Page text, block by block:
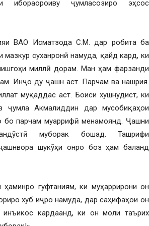
ибораороиву ҷумласозиро эҳсос
ВАО Исматзода С.М. дар робита ба
мазкур суханронӣ намуда, қайд кард, ки
миллӣ дорам. Ман ҳам фарзанди
Инҷо ду ҷашн аст. Парчам ва нашрия.
муқаддас аст. Боиси хушнудист, ки
ҷумла Акмалиддин дар мусобиқаҳои
бо парчам муаррифӣ менамоянд. Ҷашни
муборак бошад. Ташрифи
шукӯҳи онро боз ҳам баланд
гуфтаниям, ки муҳаррирони он
хуб иҷро намуда, дар саҳифаҳои он
инъикос кардаанд, ки он моли таърих